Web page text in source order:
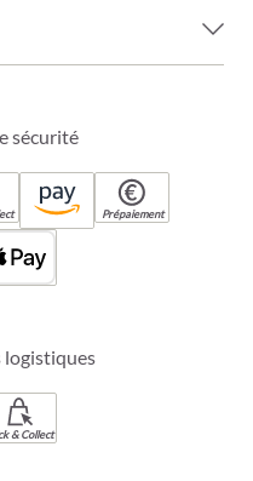
sécurité
Prépaiement
logistiques
& Collect